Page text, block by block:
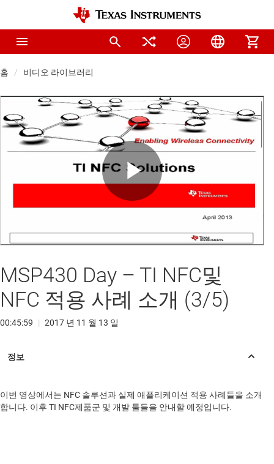
홈 비디오 라이브러리
Play
Video
MSP430 Day – TI NFC및
NFC 적용 사례 소개 (3/5)
00:45:59 | 2017 년 11 월 13 일
이번 영상에서는 NFC 솔루션과 실제 애플리케이션 적용 사례들을 소개
합니다. 이후 TI NFC제품군 및 개발 툴들을 안내할 예정입니다.